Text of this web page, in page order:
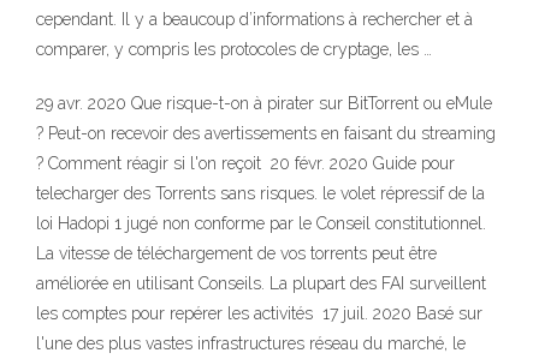
cependant. Il y a beaucoup d’informations à rechercher et à
comparer, y compris les protocoles de cryptage, les …
29 avr. 2020 Que risque-t-on à pirater sur BitTorrent ou eMule
? Peut-on recevoir des avertissements en faisant du streaming
? Comment réagir si l'on reçoit 20 févr. 2020 Guide pour
telecharger des Torrents sans risques. le volet répressif de la
loi Hadopi 1 jugé non conforme par le Conseil constitutionnel.
La vitesse de téléchargement de vos torrents peut être
améliorée en utilisant Conseils. La plupart des FAI surveillent
les comptes pour repérer les activités 17 juil. 2020 Basé sur
l'une des plus vastes infrastructures réseau du marché, le